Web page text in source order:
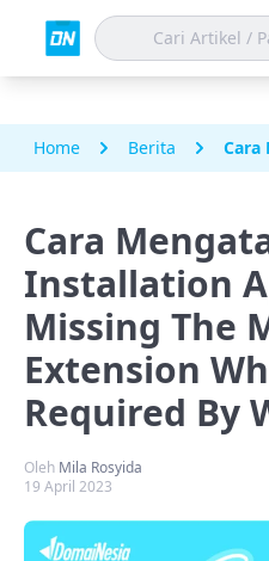
Home Berita Cara
Cara
Installation
Missing The
Extension
Required By
Oleh Mila Rosyida
19 April 2023